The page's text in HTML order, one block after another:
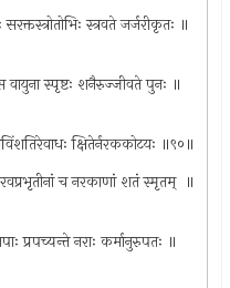
स्त्रवते जर्जरीकृतः ॥
वायुना स्पृष्टः शनैरुज्जीवते पुनः ॥
क्षितेर्नरककोटयः ॥९०॥
च नरकाणां शतं स्मृतम् ‍ ॥
प्रपच्यन्ते नराः कर्मानुरुपतः ॥